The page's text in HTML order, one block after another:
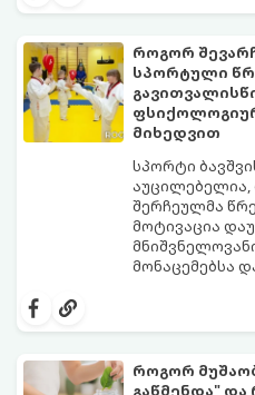
როგორ
სპორტული
მიხედვით
სპორტი
აუცილებელია,
შერჩეულმა
მოტივაცია
მონაცემებსა
როგორ
გაწმენდა"